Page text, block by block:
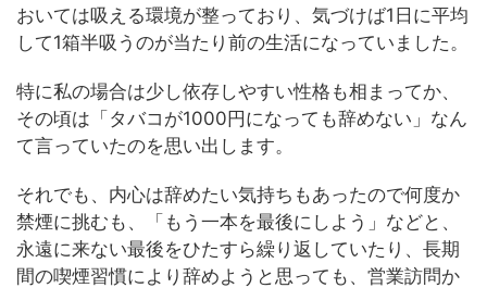
おいては吸える環境が整っており、気づけば1日に平均
して1箱半吸うのが当たり前の生活になっていました。
特に私の場合は少し依存しやすい性格も相まってか、
その頃は「タバコが1000円になっても辞めない」なん
て言っていたのを思い出します。
それでも、内心は辞めたい気持ちもあったので何度か
禁煙に挑むも、「もう一本を最後にしよう」などと、
永遠に来ない最後をひたすら繰り返していたり、長期
間の喫煙習慣により辞めようと思っても、営業訪問か